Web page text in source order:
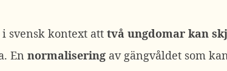
svensk kontext att två ungdomar kan
En normalisering av gängvåldet som